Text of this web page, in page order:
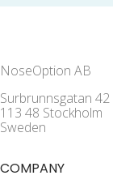
NoseOption AB
Surbrunnsgatan 42
113 48 Stockholm
Sweden
COMPANY